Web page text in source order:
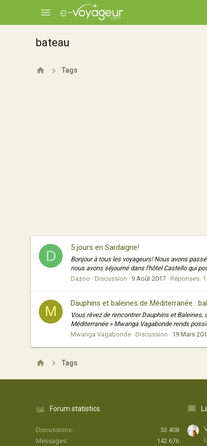
bateau
Tags
D
5 jours en Sardaigne!
Bonjour à tous les voyageurs! Nous avons
nous avons séjourné dans l'hôtel Castello qui
Dazoo
Discussion 9 Août 2017 Réponses: 1
M
Dauphins et baleines de Méditerranée :
Vous rêvez de rencontrer Dauphins et
Méditerranée » Mwanga Vagabonde rends
Mwanga Vagabonde Discussion 19 Mars
Tags
Forum statistics
Discussions
53 408
Messages
142 676